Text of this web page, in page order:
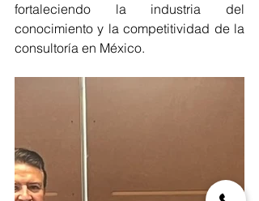
fortaleciendo la industria del
conocimiento y la competitividad de la
consultoría en México.